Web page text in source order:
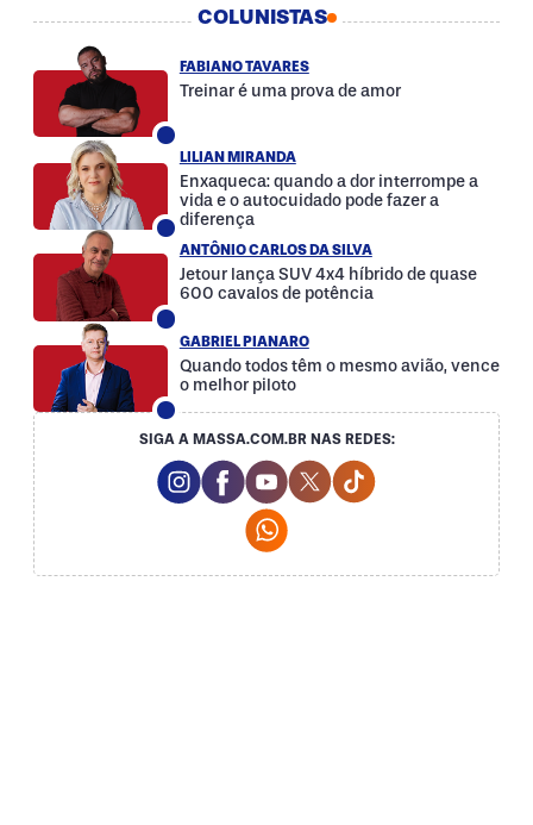
COLUNISTAS
FABIANO TAVARES
Treinar é uma prova de amor
LILIAN MIRANDA
Enxaqueca: quando a dor interrompe a
vida e o autocuidado pode fazer a
diferença
ANTÔNIO CARLOS DA SILVA
Jetour lança SUV 4x4 híbrido de quase
600 cavalos de potência
GABRIEL PIANARO
Quando todos têm o mesmo avião, vence
o melhor piloto
SIGA A MASSA.COM.BR NAS REDES:
Instagram Social Media
Facebook Social Media
Youtube Social Media
Twitter Social Media
Tiktok Social